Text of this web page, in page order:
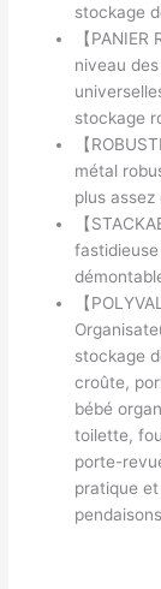
stockage
【
niveau
stockage
【
métal
plus
【
【
stockage
croûte,
bébé
toilette,
porte-
pratique